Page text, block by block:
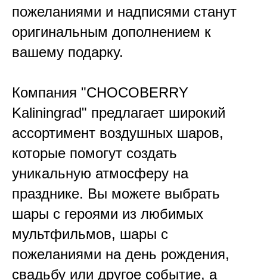
пожеланиями и надписями станут
оригинальным дополнением к
вашему подарку.
Компания "CHOCOBERRY
Kaliningrad" предлагает широкий
ассортимент воздушных шаров,
которые помогут создать
уникальную атмосферу на
празднике. Вы можете выбрать
шары с героями из любимых
мультфильмов, шары с
пожеланиями на день рождения,
свадьбу или другое событие, а